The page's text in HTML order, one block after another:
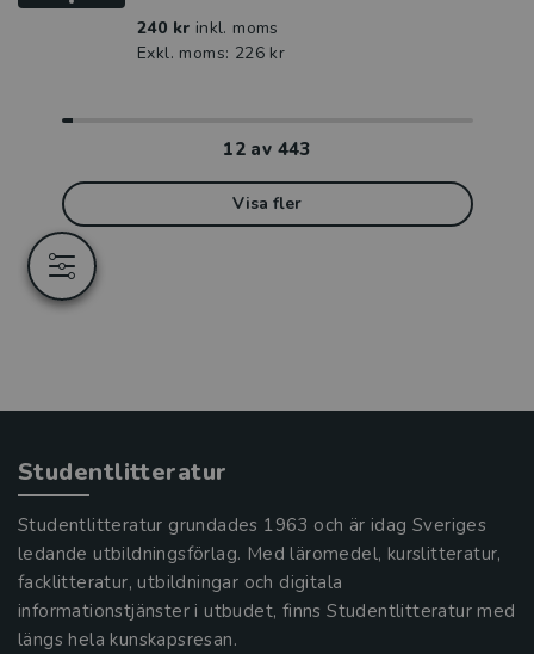
240 kr inkl. moms
Exkl. moms: 226 kr
12 av 443
Visa fler
Studentlitteratur
Studentlitteratur grundades 1963 och är idag Sveriges
ledande utbildningsförlag. Med läromedel, kurslitteratur,
facklitteratur, utbildningar och digitala
informationstjänster i utbudet, finns Studentlitteratur med
längs hela kunskapsresan.